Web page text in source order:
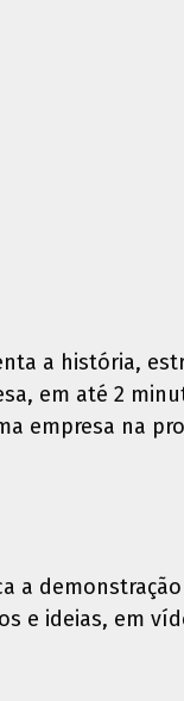
a história,
em até 2
empresa na
a
e ideias, em